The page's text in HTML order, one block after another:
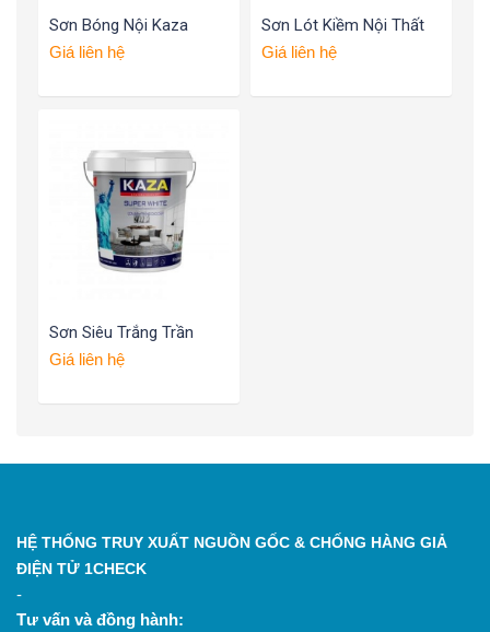
Sơn Bóng Nội Kaza
Giá liên hệ
Sơn Lót Kiềm Nội Thất
Giá liên hệ
Sơn Siêu Trắng Trần
Giá liên hệ
HỆ THỐNG TRUY XUẤT NGUỒN GỐC & CHỐNG HÀNG GIẢ
ĐIỆN TỬ 1CHECK
-
Tư vấn và đồng hành: